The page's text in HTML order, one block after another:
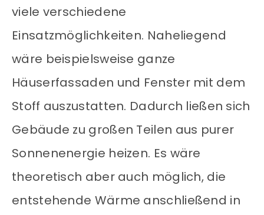
viele verschiedene
Einsatzmöglichkeiten. Naheliegend
wäre beispielsweise ganze
Häuserfassaden und Fenster mit dem
Stoff auszustatten. Dadurch ließen sich
Gebäude zu großen Teilen aus purer
Sonnenenergie heizen. Es wäre
theoretisch aber auch möglich, die
entstehende Wärme anschließend in